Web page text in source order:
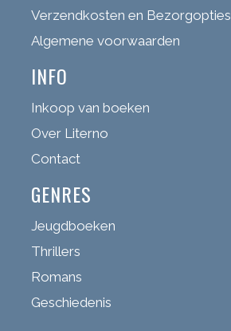
Verzendkosten en Bezorgopties
Algemene voorwaarden
INFO
Inkoop van boeken
Over Literno
Contact
GENRES
Jeugdboeken
Thrillers
Romans
Geschiedenis